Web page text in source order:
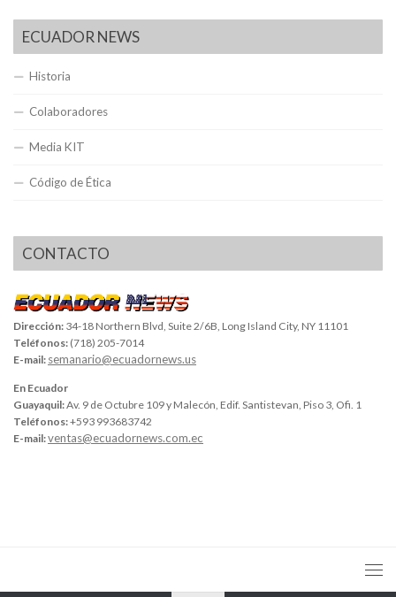
ECUADOR NEWS
Historia
Colaboradores
Media KIT
Código de Ética
CONTACTO
Dirección: 34-18 Northern Blvd, Suite 2/6B, Long Island City, NY 11101
Teléfonos: (718) 205-7014
E-mail: semanario@ecuadornews.us
En Ecuador
Guayaquil:Av. 9 de Octubre 109 y Malecón, Edif. Santistevan, Piso 3, Ofi. 1
Teléfonos:+593 993683742
E-mail:ventas@ecuadornews.com.ec